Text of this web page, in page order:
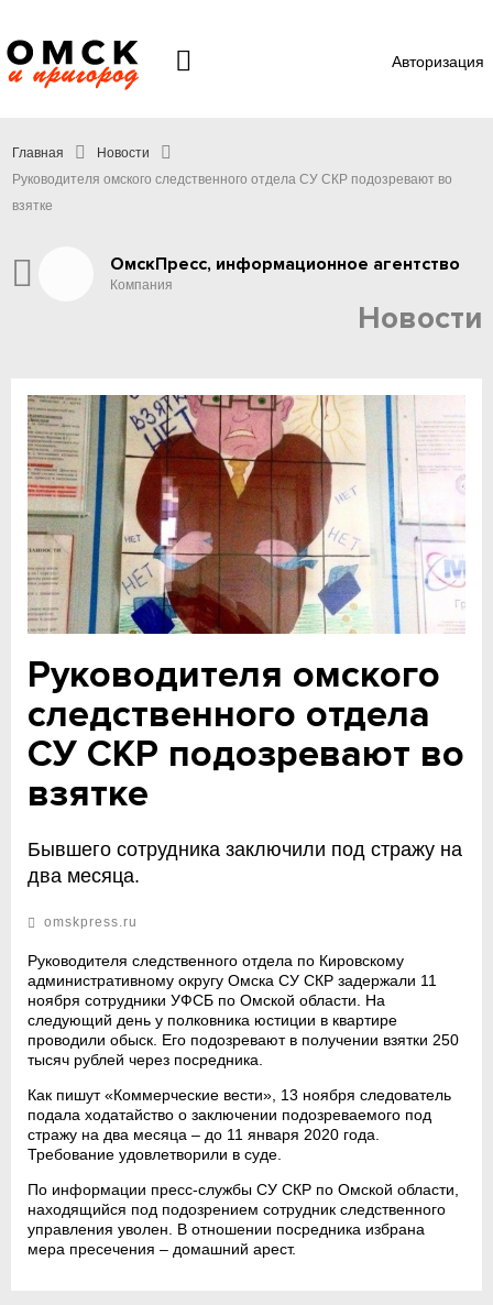
Авторизация
Главная
Новости
Руководителя омского следственного отдела СУ СКР подозревают во
взятке
ОмскПресс, информационное агентство
Компания
Новости
Руководителя омского
следственного отдела
СУ СКР подозревают во
взятке
Бывшего сотрудника заключили под стражу на
два месяца.
omskpress.ru
Руководителя следственного отдела по Кировскому
административному округу Омска СУ СКР задержали 11
ноября сотрудники УФСБ по Омской области. На
следующий день у полковника юстиции в квартире
проводили обыск. Его подозревают в получении взятки 250
тысяч рублей через посредника.
Как пишут «Коммерческие вести», 13 ноября следователь
подала ходатайство о заключении подозреваемого под
стражу на два месяца – до 11 января 2020 года.
Требование удовлетворили в суде.
По информации пресс-службы СУ СКР по Омской области,
находящийся под подозрением сотрудник следственного
управления уволен. В отношении посредника избрана
мера пресечения – домашний арест.